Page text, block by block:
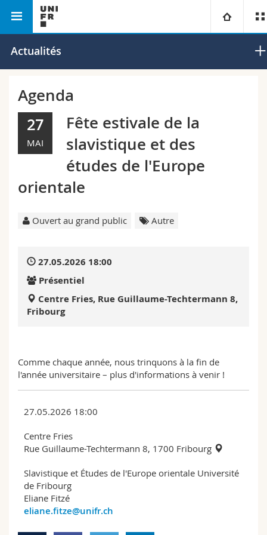
Université
Campus
Recherche
Théologie
Droit
Sciences économiques et sociales et management
Sciences et médecine
Interfacultaire
Vous êtes
Futurs étudiants
Etudiants
Collaborateurs
Doctorants
Ressources
Annuaire du personnel
Webmail
Programme des cours
Faculté des lettres et des sciences
Département de
Actualités
Agenda
27
MAI
Fête estivale de la
slavistique et des
études de l'Europe
orientale
Ouvert au grand public Autre
27.05.2026 18:00
Présentiel
Centre Fries, Rue Guillaume-Techtermann 8,
Fribourg
Comme chaque année, nous trinquons à la fin de
l'année universitaire – plus d'informations à venir !
27.05.2026 18:00
Centre Fries
Rue Guillaume-Techtermann 8, 1700 Fribourg
Slavistique et Études de l'Europe orientale Université
de Fribourg
Eliane Fitzé
eliane.fitze@unifr.ch